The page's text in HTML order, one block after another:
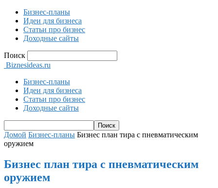
Бизнес-планы
Идеи для бизнеса
Статьи про бизнес
Доходные сайты
Поиск
Biznesideas.ru
Бизнес-планы
Идеи для бизнеса
Статьи про бизнес
Доходные сайты
Домой Бизнес-планы Бизнес план тира с пневматическим
оружием
Бизнес план тира с пневматическим
оружием